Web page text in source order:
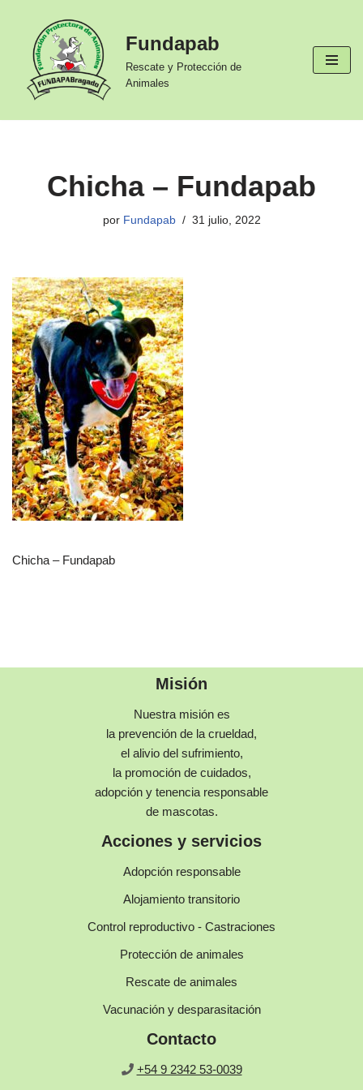
contenido
Fundapab
Rescate y Protección de
Animales
Chicha – Fundapab
por Fundapab 31 julio, 2022
Chicha – Fundapab
Misión
Nuestra misión es
la prevención de la crueldad,
el alivio del sufrimiento,
la promoción de cuidados,
adopción y tenencia responsable
de mascotas.
Acciones y servicios
Adopción responsable
Alojamiento transitorio
Control reproductivo - Castraciones
Protección de animales
Rescate de animales
Vacunación y desparasitación
Contacto
+54 9 2342 53-0039